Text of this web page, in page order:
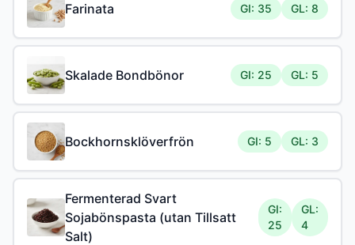
Farinata GI: 35 GL: 8
Skalade Bondbönor GI: 25 GL: 5
Bockhornsklöverfrön GI: 5 GL: 3
Fermenterad Svart
Sojabönspasta (utan Tillsatt
Salt)
GI:
25
GL:
4